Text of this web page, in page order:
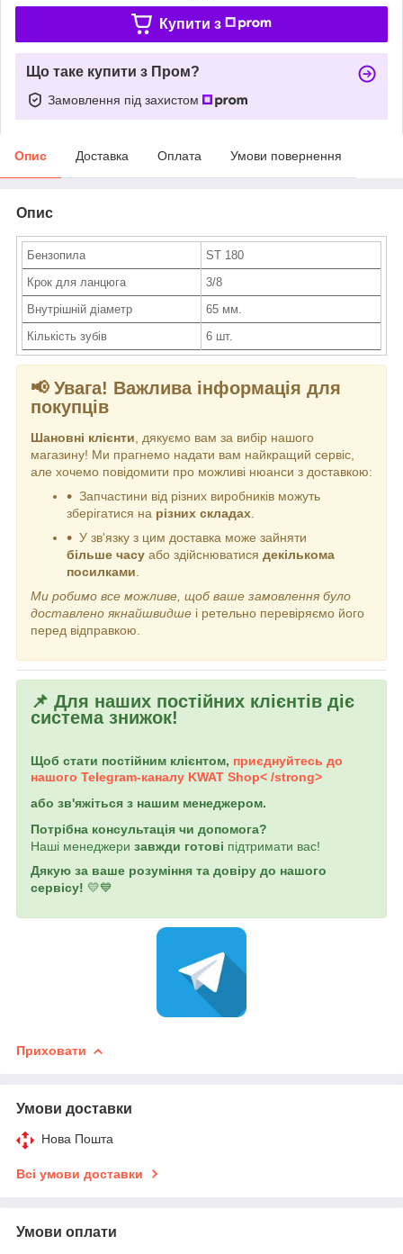
Купити з
Що таке купити з Пром?
Замовлення під захистом
Опис Доставка Оплата Умови повернення
Опис
Бензопила
ST 180
Крок для ланцюга
3/8
Внутрішній діаметр
65 мм.
Кількість зубів
6 шт.
📢 Увага! Важлива інформація для
покупців
Шановні клієнти, дякуємо вам за вибір нашого
магазину! Ми прагнемо надати вам найкращий сервіс,
але хочемо повідомити про можливі нюанси з доставкою:
Запчастини від різних виробників можуть
зберігатися на різних складах.
У зв'язку з цим доставка може зайняти
більше часу або здійснюватися декількома
посилками.
Ми робимо все можливе, щоб ваше замовлення було
доставлено якнайшвидше і ретельно перевіряємо його
перед відправкою.
📌 Для наших постійних клієнтів діє
система знижок!
Щоб стати постійним клієнтом, приєднуйтесь до
нашого Telegram-каналу KWAT Shop< /strong>
або зв'яжіться з нашим менеджером.
Потрібна консультація чи допомога?
Наші менеджери завжди готові підтримати вас!
Дякую за ваше розуміння та довіру до нашого
сервісу! 💛💙
Приховати
Умови доставки
Нова Пошта
Всі умови доставки
Умови оплати